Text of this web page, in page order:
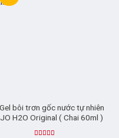
Gel bôi trơn gốc nước tự nhiên
JO H2O Original ( Chai 60ml )